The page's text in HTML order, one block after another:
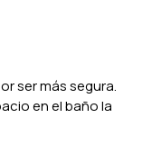
ser más segura.
en el baño la